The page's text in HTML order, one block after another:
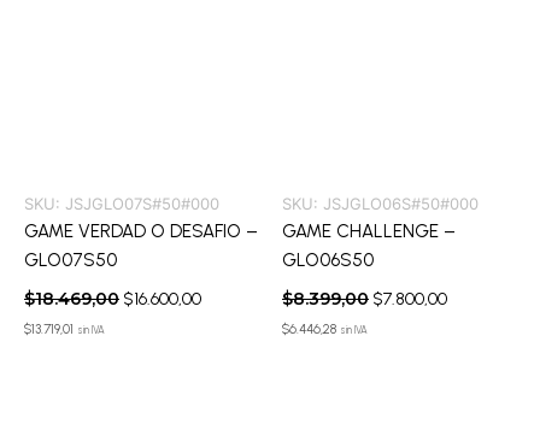
SKU: JSJGLO07S#50#000
GAME VERDAD O DESAFIO –
GLO07S50
$18.469,00 $16.600,00
$13.719,01 sin IVA
SKU: JSJGLO06S#50#000
GAME CHALLENGE –
GLO06S50
$8.399,00 $7.800,00
$6.446,28 sin IVA